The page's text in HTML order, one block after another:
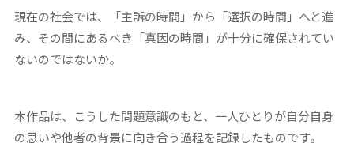
現在の社会では、「主訴の時間」から「選択の時間」へと進
み、その間にあるべき「真因の時間」が十分に確保されてい
ないのではないか。
本作品は、こうした問題意識のもと、一人ひとりが自分自身
の思いや他者の背景に向き合う過程を記録したものです。